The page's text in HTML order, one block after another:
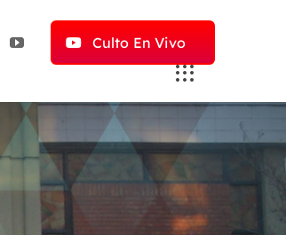
Culto En Vivo